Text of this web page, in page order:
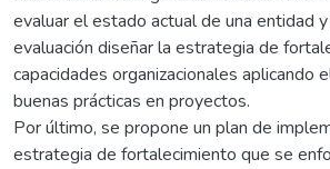
evaluar el estado actual de una entidad
evaluación diseñar la estrategia de
capacidades organizacionales aplicando
buenas prácticas en proyectos.
Por último, se propone un plan de
estrategia de fortalecimiento que se